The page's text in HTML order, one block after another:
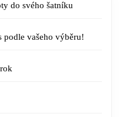
do svého šatníku
podle vašeho výběru!